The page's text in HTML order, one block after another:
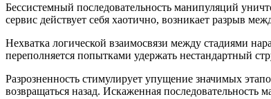
Бессистемный последовательность манипуляций
сервис действует себя хаотично, возникает разрыв
Нехватка логической взаимосвязи между стадиями
переполняется попытками удержать нестандартный
Разрозненность стимулирует упущение значимых
возвращаться назад. Искаженная